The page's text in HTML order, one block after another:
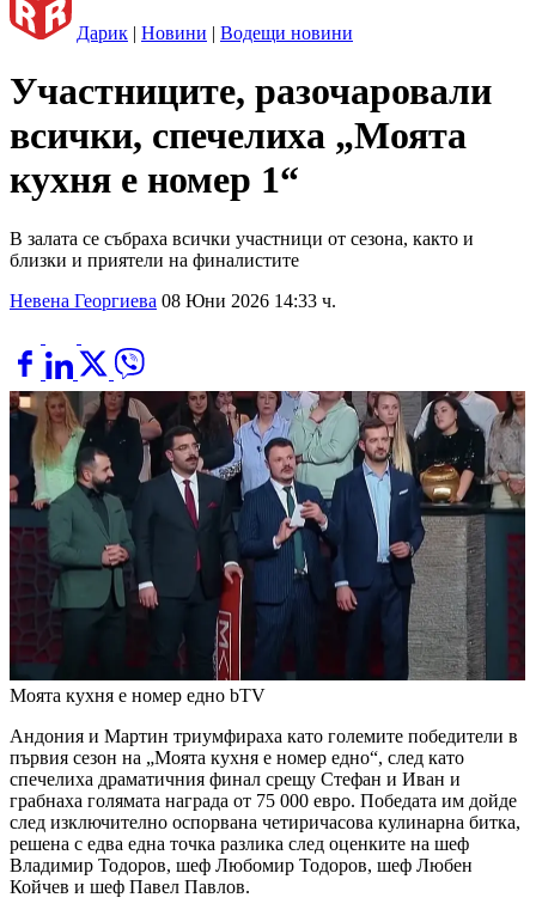
Дарик | Новини | Водещи новини
Участниците, разочаровали
всички, спечелиха „Моята
кухня е номер 1“
В залата се събраха всички участници от сезона, както и
близки и приятели на финалистите
Невена Георгиева 08 Юни 2026 14:33 ч.
Моята кухня е номер едно bTV
Андония и Мартин триумфираха като големите победители в
първия сезон на „Моята кухня е номер едно“, след като
спечелиха драматичния финал срещу Стефан и Иван и
грабнаха голямата награда от 75 000 евро. Победата им дойде
след изключително оспорвана четиричасова кулинарна битка,
решена с едва една точка разлика след оценките на шеф
Владимир Тодоров, шеф Любомир Тодоров, шеф Любен
Койчев и шеф Павел Павлов.